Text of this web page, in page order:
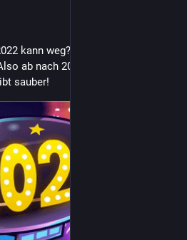
kann weg? Ja. Viel Mist dabei.
ab nach 2023. Mit Freunden. Mit
sauber!